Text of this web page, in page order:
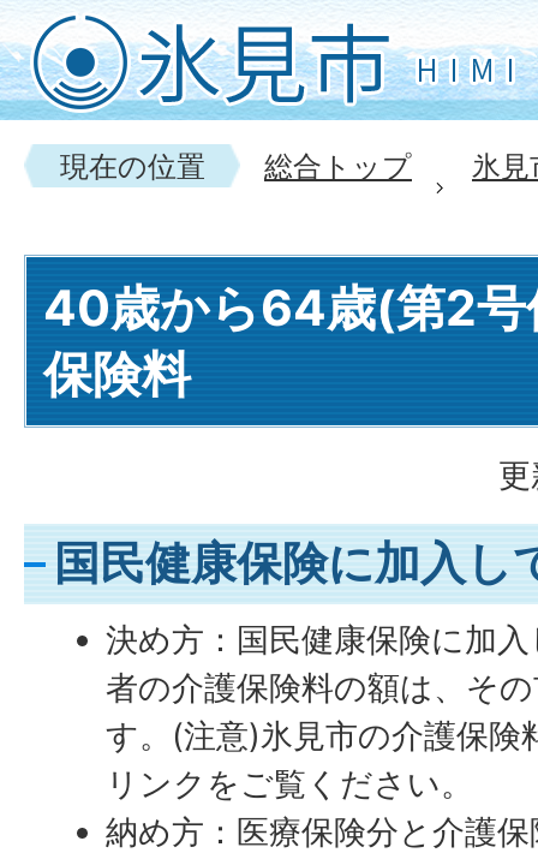
現在の位置 総合トップ 氷
40歳から64歳(第2号
保険料
国民健康保険に加入し
決め方：国民健康保険に加
者の介護保険料の額は、そ
す。(注意)氷見市の介護保
リンクをご覧ください。
納め方：医療保険分と介護